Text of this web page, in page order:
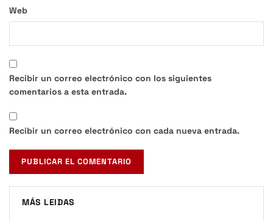
Web
Recibir un correo electrónico con los siguientes
comentarios a esta entrada.
Recibir un correo electrónico con cada nueva entrada.
MÁS LEIDAS